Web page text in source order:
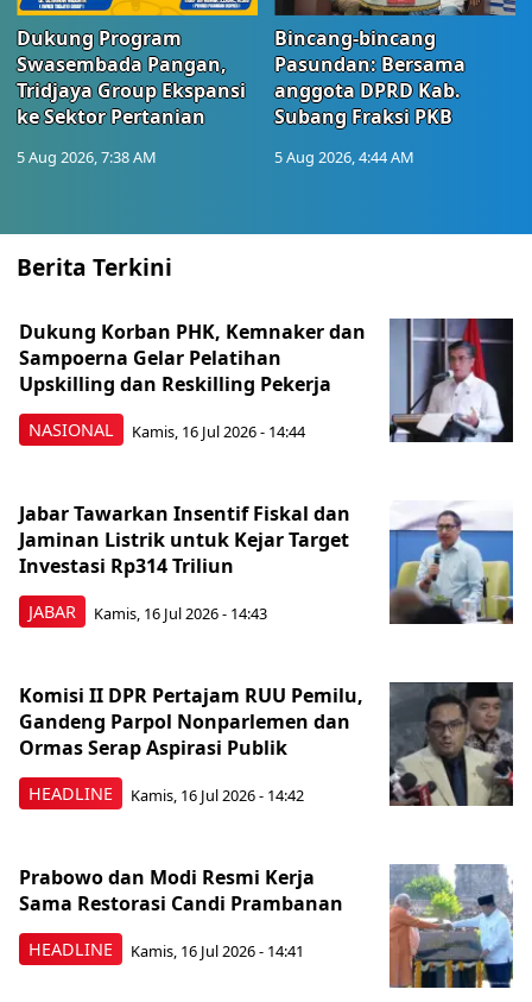
Dukung Program
Swasembada Pangan,
Tridjaya Group Ekspansi
ke Sektor Pertanian
5 Aug 2026, 7:38 AM
Bincang-bincang
Pasundan: Bersama
anggota DPRD Kab.
Subang Fraksi PKB
5 Aug 2026, 4:44 AM
Berita Terkini
NASIONAL
Dukung Korban PHK, Kemnaker dan
Sampoerna Gelar Pelatihan
Upskilling dan Reskilling Pekerja
Kamis, 16 Jul 2026 - 14:44
JABAR
Jabar Tawarkan Insentif Fiskal dan
Jaminan Listrik untuk Kejar Target
Investasi Rp314 Triliun
Kamis, 16 Jul 2026 - 14:43
HEADLINE
Komisi II DPR Pertajam RUU Pemilu,
Gandeng Parpol Nonparlemen dan
Ormas Serap Aspirasi Publik
Kamis, 16 Jul 2026 - 14:42
HEADLINE
Prabowo dan Modi Resmi Kerja
Sama Restorasi Candi Prambanan
Kamis, 16 Jul 2026 - 14:41